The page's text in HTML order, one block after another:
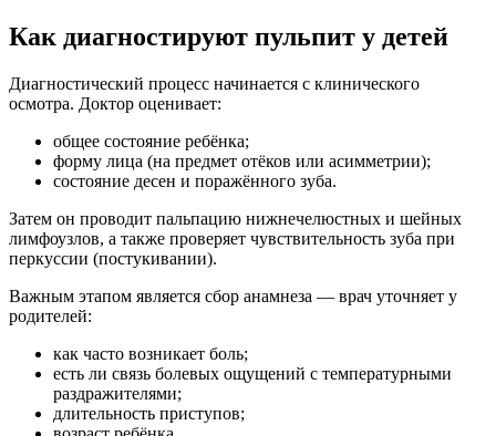
Как диагностируют пульпит у детей
Диагностический процесс начинается с клинического
осмотра. Доктор оценивает:
общее состояние ребёнка;
форму лица (на предмет отёков или асимметрии);
состояние десен и поражённого зуба.
Затем он проводит пальпацию нижнечелюстных и шейных
лимфоузлов, а также проверяет чувствительность зуба при
перкуссии (постукивании).
Важным этапом является сбор анамнеза — врач уточняет у
родителей:
как часто возникает боль;
есть ли связь болевых ощущений с температурными
раздражителями;
длительность приступов;